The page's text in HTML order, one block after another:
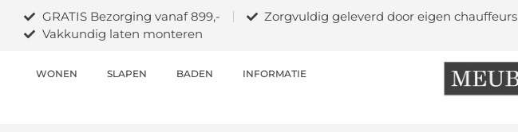
GRATIS Bezorging vanaf 899,- Zorgvuldig geleverd door eigen chauffeurs
Vakkundig laten monteren
WONEN SLAPEN BADEN INFORMATIE